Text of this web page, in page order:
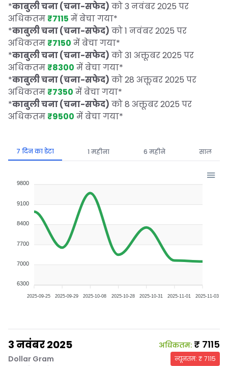
*काबुली चना (चना-सफेद) को 3 नवंबर 2025 पर
अधिकतम ₹7115 में बेचा गया*
*काबुली चना (चना-सफेद) को 1 नवंबर 2025 पर
अधिकतम ₹7150 में बेचा गया*
*काबुली चना (चना-सफेद) को 31 अक्तूबर 2025 पर
अधिकतम ₹8300 में बेचा गया*
*काबुली चना (चना-सफेद) को 28 अक्तूबर 2025 पर
अधिकतम ₹7350 में बेचा गया*
*काबुली चना (चना-सफेद) को 8 अक्तूबर 2025 पर
अधिकतम ₹9500 में बेचा गया*
7 दिन का डेटा 1 महीना 6 महीने साल
9800
9100
8400
7700
7000
6300
2025-09-25 2025-09-29 2025-10-08 2025-10-28 2025-10-31 2025-11-01 2025-11-03
3 नवंबर 2025
Dollar Gram
अधिकतम: ₹ 7115
न्यूनतम: ₹7115